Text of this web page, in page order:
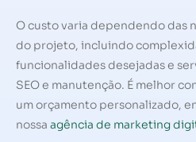
O custo varia dependendo das
do projeto, incluindo
funcionalidades desejadas e
SEO e manutenção. É melhor
um orçamento personalizado,
nossa agência de marketing